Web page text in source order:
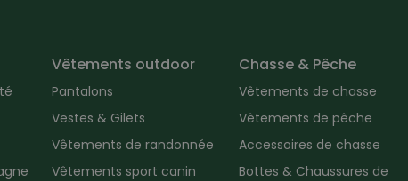
Vêtements outdoor
Pantalons
Vestes & Gilets
Vêtements de randonnée
Vêtements sport canin
Chasse & Pêche
Vêtements de chasse
Vêtements de pêche
Accessoires de chasse
Bottes & Chaussures de